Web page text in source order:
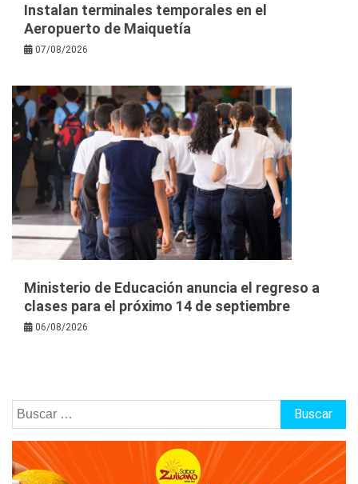
Instalan terminales temporales en el
Aeropuerto de Maiquetía
07/08/2026
Ministerio de Educación anuncia el regreso a
clases para el próximo 14 de septiembre
06/08/2026
Buscar: